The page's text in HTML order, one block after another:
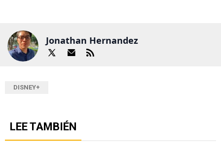
Jonathan Hernandez
DISNEY+
LEE TAMBIÉN